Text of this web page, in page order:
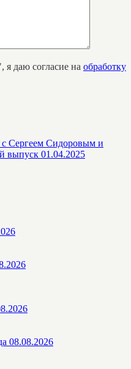
даю согласие на обработку
Сергеем Сидоровым и
выпуск 01.04.2025
08.08.2026